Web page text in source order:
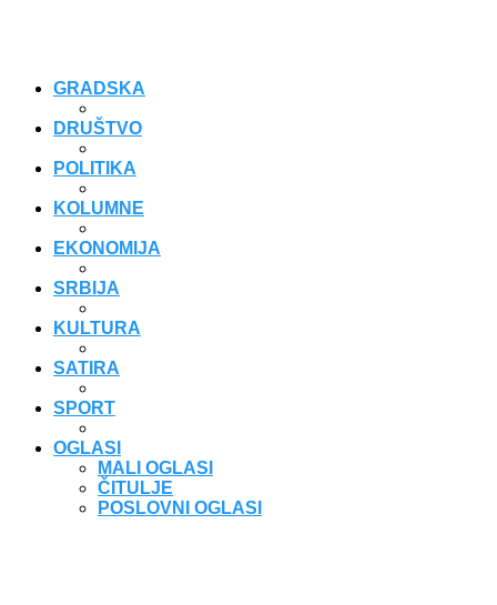
GRADSKA
DRUŠTVO
POLITIKA
KOLUMNE
EKONOMIJA
SRBIJA
KULTURA
SATIRA
SPORT
OGLASI
MALI OGLASI
ČITULJE
POSLOVNI OGLASI